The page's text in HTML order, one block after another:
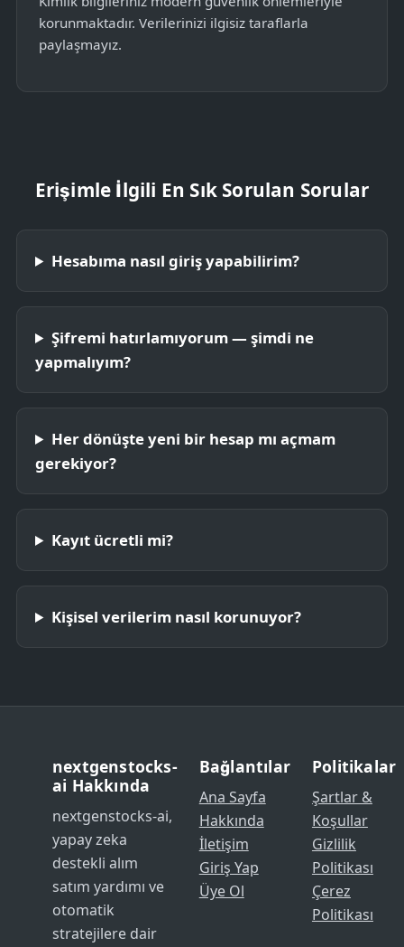
korunmaktadır. Verilerinizi ilgisiz taraflarla
paylaşmayız.
Erişimle İlgili En Sık Sorulan Sorular
Hesabıma nasıl giriş yapabilirim?
Şifremi hatırlamıyorum — şimdi ne
yapmalıyım?
Her dönüşte yeni bir hesap mı açmam
gerekiyor?
Kayıt ücretli mi?
Kişisel verilerim nasıl korunuyor?
nextgenstocks-
ai Hakkında
nextgenstocks-ai,
yapay zeka
destekli alım
satım yardımı ve
otomatik
stratejilere dair
Bağlantılar
Ana Sayfa
Hakkında
İletişim
Giriş Yap
Üye Ol
Politikalar
Şartlar &
Koşullar
Gizlilik
Politikası
Çerez
Politikası